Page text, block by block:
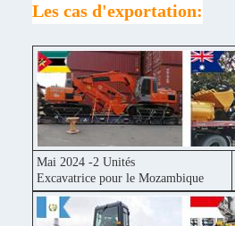
Les cas d'exportation:
Mai 2024 -2 Unités
Excavatrice pour le Mozambique